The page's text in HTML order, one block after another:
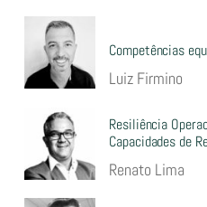
Competências
Luiz Firmino
Resiliência
Capacidades de
Renato Lima